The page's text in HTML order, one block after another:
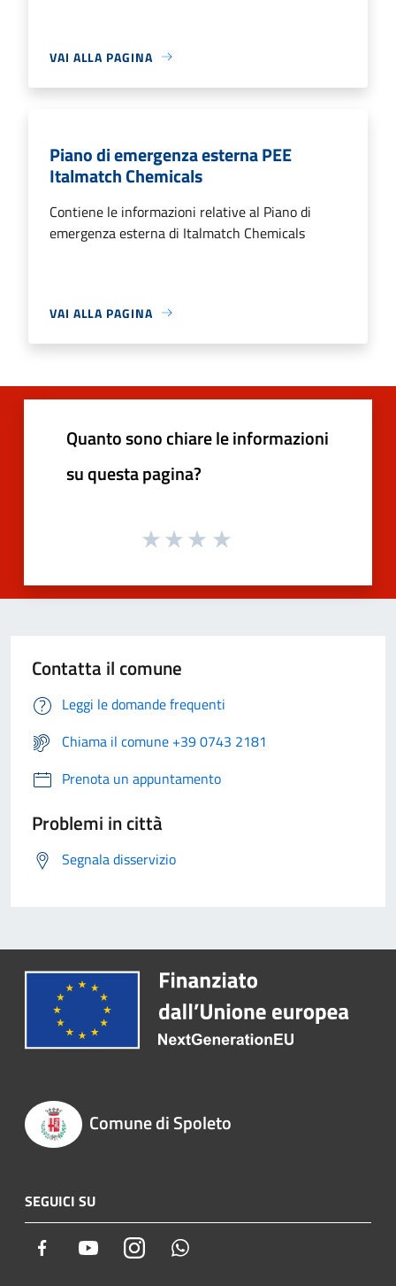
VAI ALLA PAGINA
Piano di emergenza esterna PEE
Italmatch Chemicals
Contiene le informazioni relative al Piano di
emergenza esterna di Italmatch Chemicals
VAI ALLA PAGINA
Quanto sono chiare le informazioni
su questa pagina?
Contatta il comune
Leggi le domande frequenti
Chiama il comune +39 0743 2181
Prenota un appuntamento
Problemi in città
Segnala disservizio
Comune di Spoleto
SEGUICI SU
Facebook YoutubeInstagram